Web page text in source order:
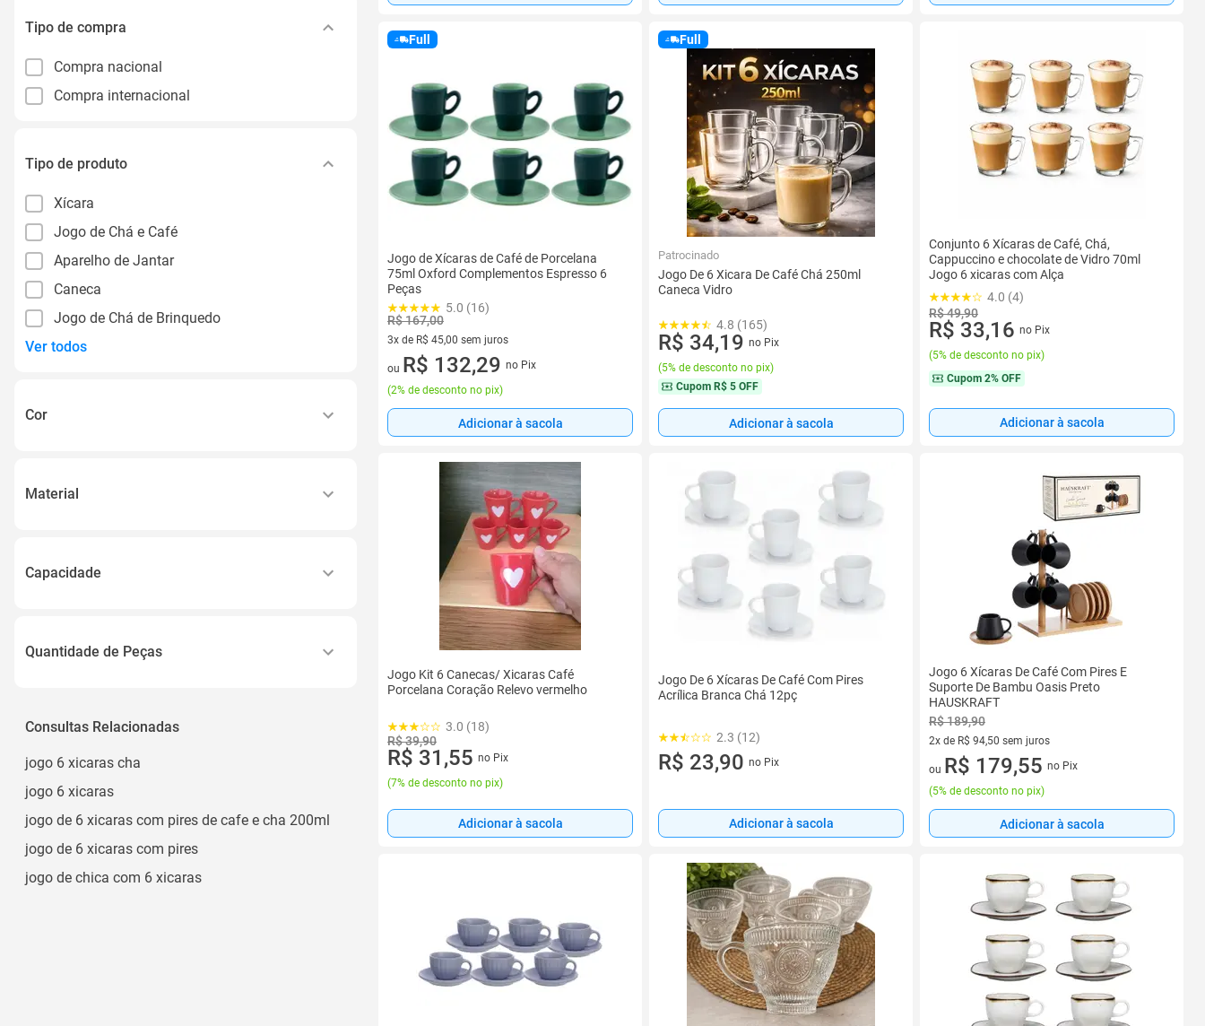
Tipo de compra
Compra nacional
Compra internacional
Tipo de produto
Xícara
Jogo de Chá e Café
Aparelho de Jantar
Caneca
Jogo de Chá de Brinquedo
Ver todos
Cor
Rosa
Material
Cristal
Capacidade
55ml
Ver todos
Quantidade de Peças
Consultas Relacionadas
jogo 6 xicaras cha
jogo 6 xicaras
jogo de 6 xicaras com pires de cafe e cha 200ml
jogo de 6 xicaras com pires
jogo de chica com 6 xicaras
Full
Jogo de Xícaras de Café de Porcelana
75ml Oxford Complementos Espresso 6
Peças
5.0 (16)
R$ 167,00
3x de R$ 45,00 sem juros
3 vez de R$ 45,00 sem juros
ou R$ 132,29 no Pix
(2% de desconto no pix)
Adicionar à sacola
Full
Patrocinado
Jogo De 6 Xicara De Café Chá 250ml
Caneca Vidro
4.8 (165)
R$ 34,19 no Pix
(5% de desconto no pix)
Cupom R$ 5 OFF
Adicionar à sacola
Conjunto 6 Xícaras de Café, Chá,
Cappuccino e chocolate de Vidro 70ml
Jogo 6 xicaras com Alça
4.0 (4)
R$ 49,90
R$ 33,16 no Pix
(5% de desconto no pix)
Cupom 2% OFF
Adicionar à sacola
Jogo Kit 6 Canecas/ Xicaras Café
Porcelana Coração Relevo vermelho
3.0 (18)
R$ 39,90
R$ 31,55 no Pix
(7% de desconto no pix)
Adicionar à sacola
Jogo De 6 Xícaras De Café Com Pires
Acrílica Branca Chá 12pç
2.3 (12)
R$ 23,90 no Pix
Adicionar à sacola
Jogo 6 Xícaras De Café Com Pires E
Suporte De Bambu Oasis Preto
HAUSKRAFT
R$ 189,90
2x de R$ 94,50 sem juros
2 vez de R$ 94,50 sem juros
ou R$ 179,55 no Pix
(5% de desconto no pix)
Adicionar à sacola